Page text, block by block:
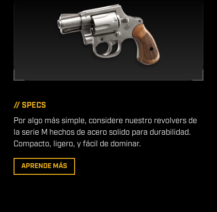
// SPECS
Por algo más simple, considere nuestro revolvers de
la serie M hechos de acero solido para durabilidad.
Compacto, ligero, y fácil de dominar.
APRENDE MÁS